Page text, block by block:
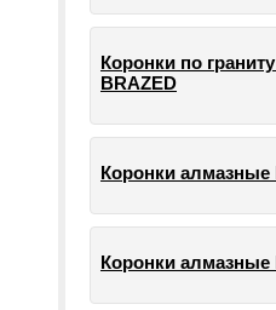
Коронки по
BRAZED
Коронки алмазные
Коронки